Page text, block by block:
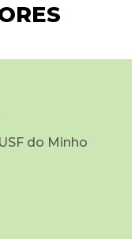
do Minho